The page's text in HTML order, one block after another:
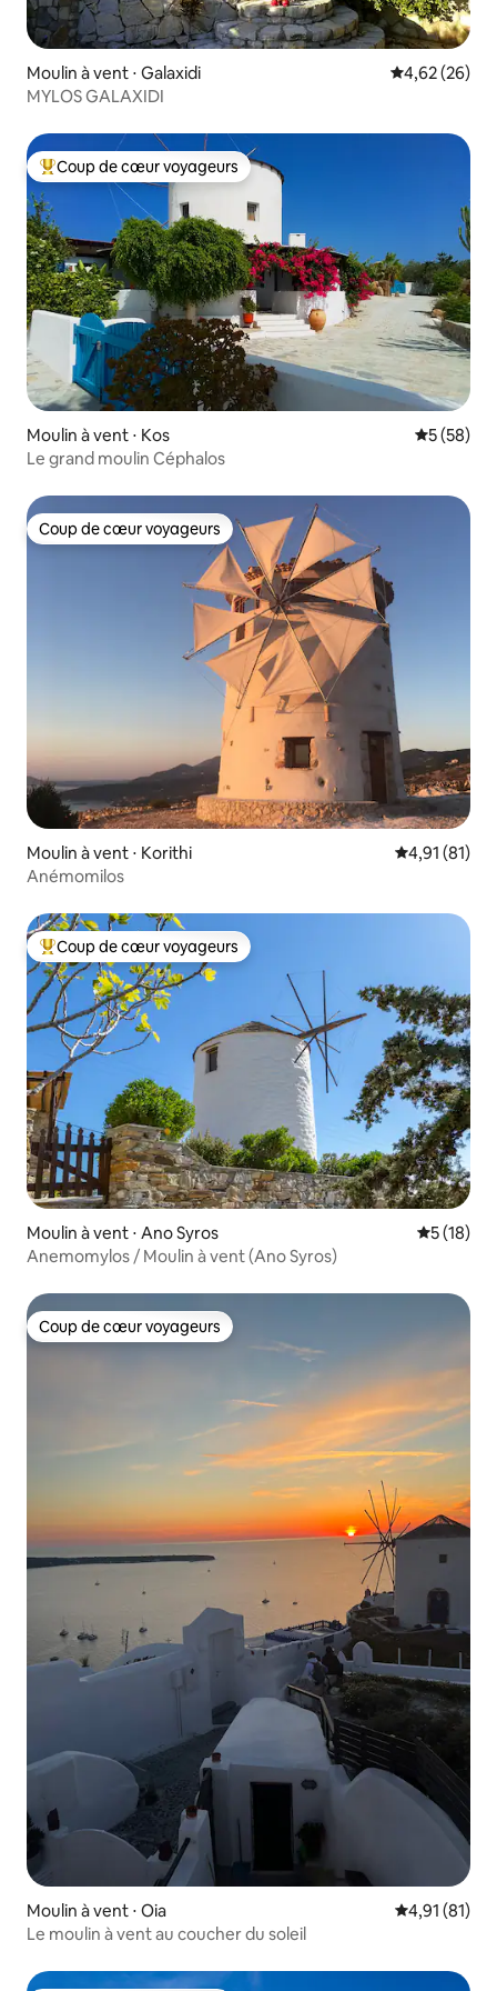
Moulin à vent ⋅ Galaxidi Évaluation
4,62 (26)
MYLOS GALAXIDI
Coups de cœur voyageurs les plus appréciés
Coup de cœur voyageurs
Moulin à vent ⋅ Kos
5 (58)
Le grand moulin Céphalos
Coup de cœur voyageurs
Coup de cœur voyageurs
Moulin à vent ⋅ Korithi Évaluation
4,91 (81)
Anémomilos
Coups de cœur voyageurs les plus appréciés
Coup de cœur voyageurs
Moulin à vent ⋅ Ano Syros
5 (18)
Anemomylos / Moulin à vent (Ano Syros)
Coup de cœur voyageurs
Coup de cœur voyageurs
Moulin à vent ⋅ Oia Évaluation
4,91 (81)
Le moulin à vent au coucher du soleil